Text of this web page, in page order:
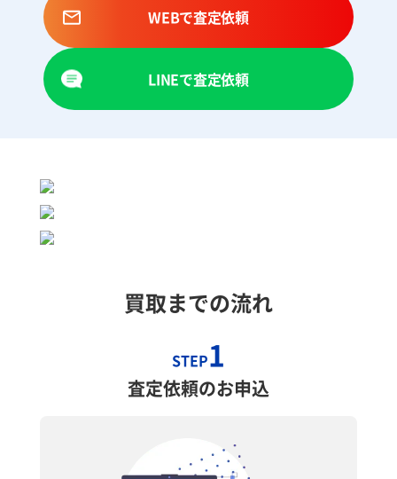
WEBで査定依頼
LINEで査定依頼
買取までの流れ
STEP1
査定依頼のお申込